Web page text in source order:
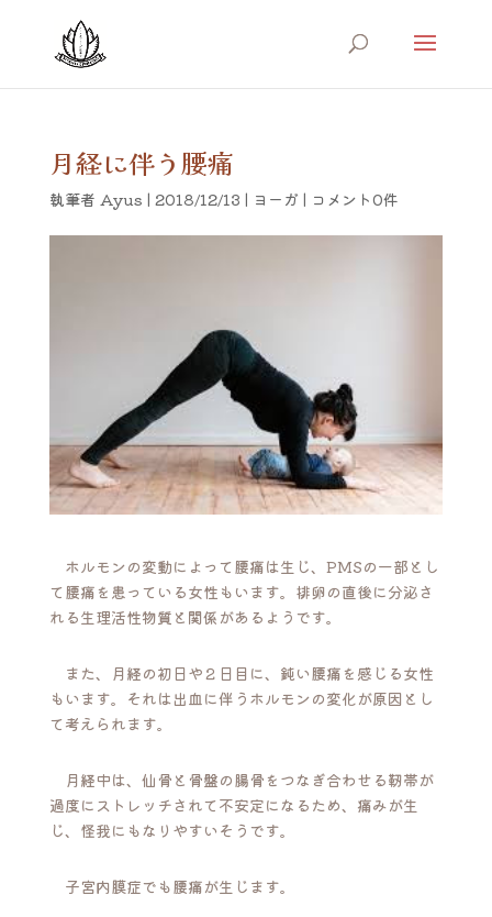
月経に伴う腰痛
執筆者 Ayus | 2018/12/13 | ヨーガ | コメント0件
ホルモンの変動によって腰痛は生じ、PMSの一部とし
て腰痛を患っている女性もいます。排卵の直後に分泌さ
れる生理活性物質と関係があるようです。
また、月経の初日や２日目に、鈍い腰痛を感じる女性
もいます。それは出血に伴うホルモンの変化が原因とし
て考えられます。
月経中は、仙骨と骨盤の腸骨をつなぎ合わせる靭帯が
過度にストレッチされて不安定になるため、痛みが生
じ、怪我にもなりやすいそうです。
子宮内膜症でも腰痛が生じます。